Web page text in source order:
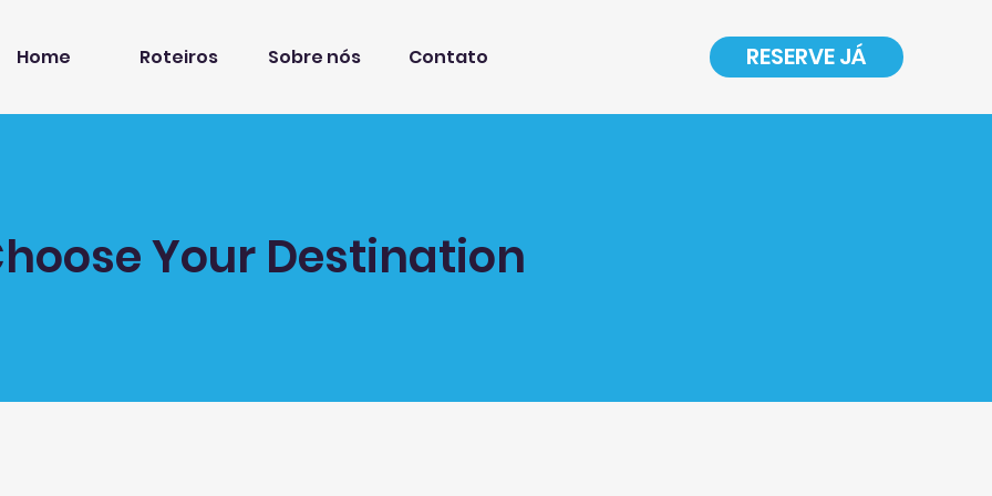
Home Roteiros Sobre nós Contato RESERVE JÁ
Your Destination